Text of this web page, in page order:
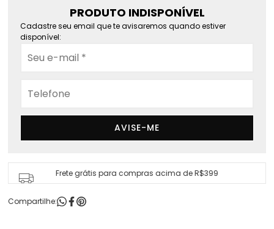
PRODUTO INDISPONÍVEL
Cadastre seu email que te avisaremos quando estiver
disponível:
AVISE-ME
Frete grátis para compras acima de R$399
Compartilhe: